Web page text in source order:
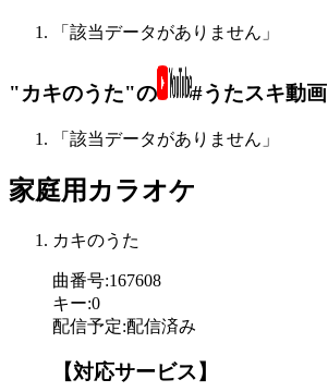
「該当データがありません」
"カキのうた"の #うたスキ動画
「該当データがありません」
家庭用カラオケ
カキのうた
曲番号:167608
キー:0
配信予定:配信済み
【対応サービス】